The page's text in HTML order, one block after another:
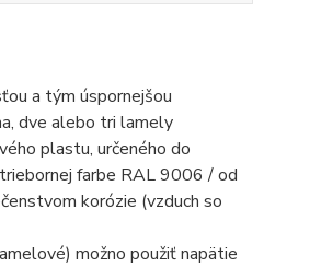
a tým úspornejšou
dve alebo tri lamely
plastu, určeného do
farbe RAL 9006 / od
korózie (vzduch so
možno použiť napätie